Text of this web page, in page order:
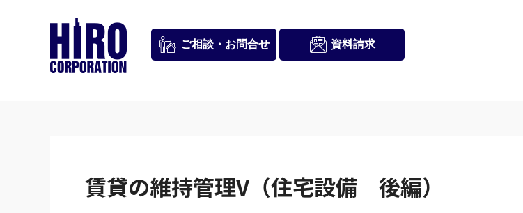
ご相談・ お問合せ 資料請求
賃貸の維持管理V（住宅設備 後編）